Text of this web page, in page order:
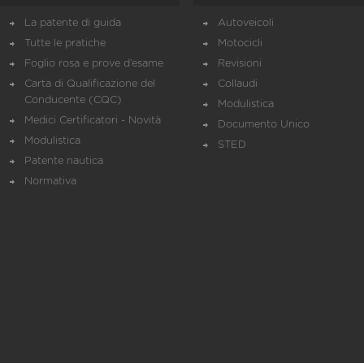
La patente di guida
Tutte le pratiche
Foglio rosa e prove d’esame
Carta di Qualificazione del
Conducente (CQC)
Medici Certificatori - Novità
Modulistica
Patente nautica
Normativa
Autoveicoli
Motocicli
Revisioni
Collaudi
Modulistica
Documento Unico
STED